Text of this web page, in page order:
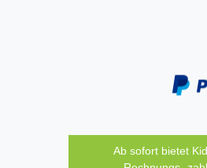
Ab sofort bietet